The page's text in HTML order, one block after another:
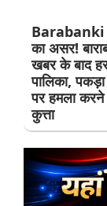
Barabanki
का असर!
खबर के बाद
पालिका,
पर हमला करने
कुत्ता